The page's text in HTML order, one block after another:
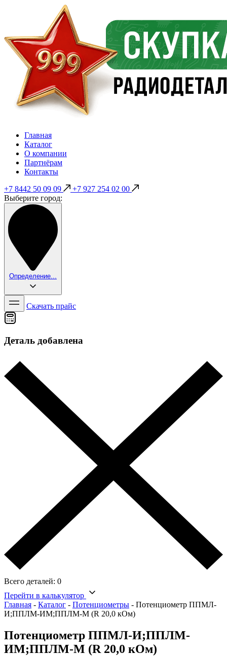
Главная
Каталог
О компании
Партнёрам
Контакты
+7 8442 50 09 09
+7 927 254 02 00
Выберите город:
Определение...
Скачать прайс
Деталь добавлена
Всего деталей: 0
Перейти в калькулятор
Главная - Каталог - Потенциометры - Потенциометр ППМЛ-
И;ППЛМ-ИМ;ППЛМ-М (R 20,0 кОм)
Потенциометр ППМЛ-И;ППЛМ-
ИМ;ППЛМ-М (R 20,0 кОм)